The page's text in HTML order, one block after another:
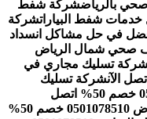
شركة شفط
شركة
مجاري بالرياض 0501078510 الأفضل في حل مشاكل انسداد
صحي شمال الرياض
تسليك مجاري في
شركة تسليك
مجاري في الصحافة الرياض 0501078510 خصم 50% اتصل
شركة تسليك مجاري في النخيل الرياض 0501078510 خصم 50%